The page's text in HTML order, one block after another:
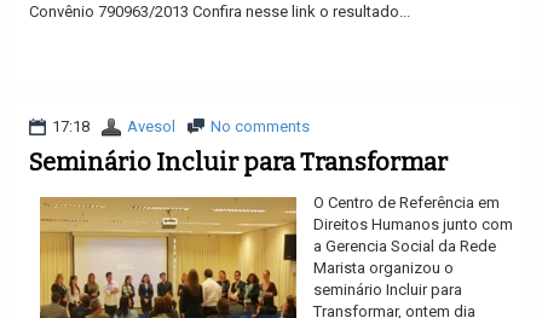
Convênio 790963/2013 Confira nesse link o resultado...
17:18 Avesol No comments
Seminário Incluir para Transformar
O Centro de Referência em
Direitos Humanos junto com
a Gerencia Social da Rede
Marista organizou o
seminário Incluir para
Transformar, ontem dia